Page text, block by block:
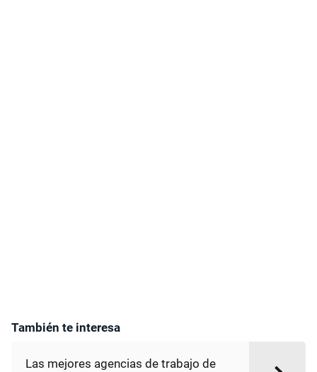
También te interesa
Las mejores agencias de trabajo de